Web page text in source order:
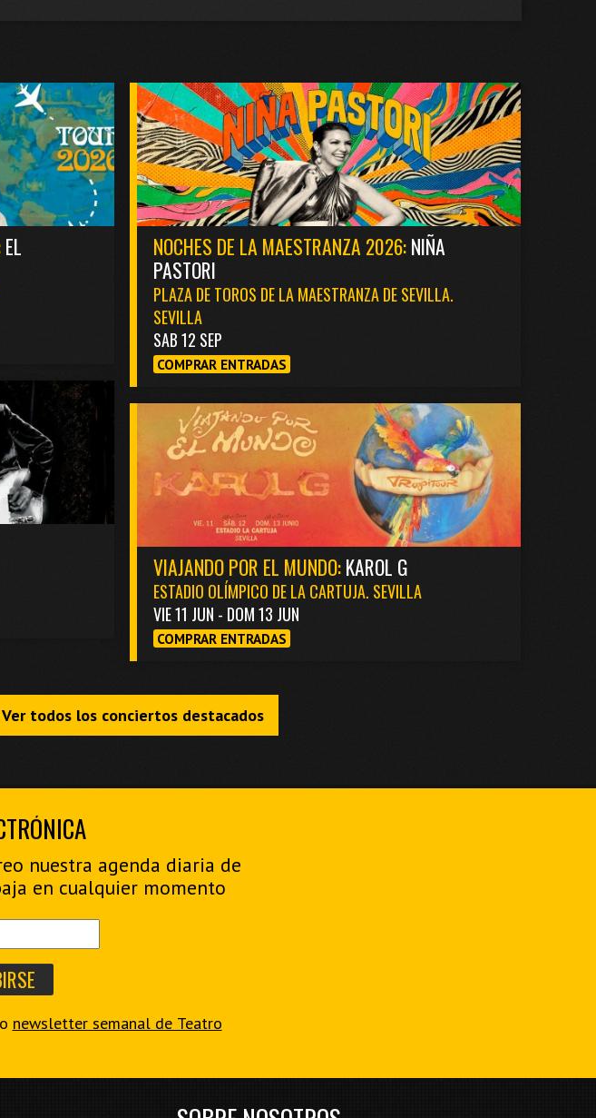
EL
NOCHES DE LA MAESTRANZA 2026:NIÑA
PASTORI
PLAZA DE TOROS DE LA MAESTRANZA DE SEVILLA.
SEVILLA
SAB 12 SEP
COMPRAR ENTRADAS
VIAJANDO POR EL MUNDO:KAROL G
ESTADIO OLÍMPICO DE LA CARTUJA. SEVILLA
VIE 11 JUN - DOM 13 JUN
COMPRAR ENTRADAS
todos los conciertos destacados
nuestra agenda diaria de
en cualquier momento
newsletter semanal de Teatro